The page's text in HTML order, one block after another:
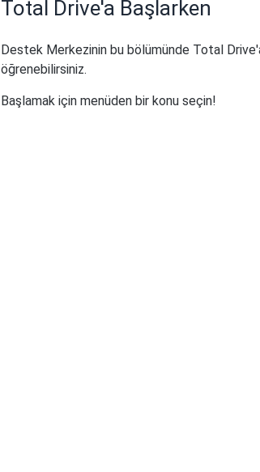
Total Drive'a Başlarken
Destek Merkezinin bu bölümünde Total
öğrenebilirsiniz.
Başlamak için menüden bir konu seçin!